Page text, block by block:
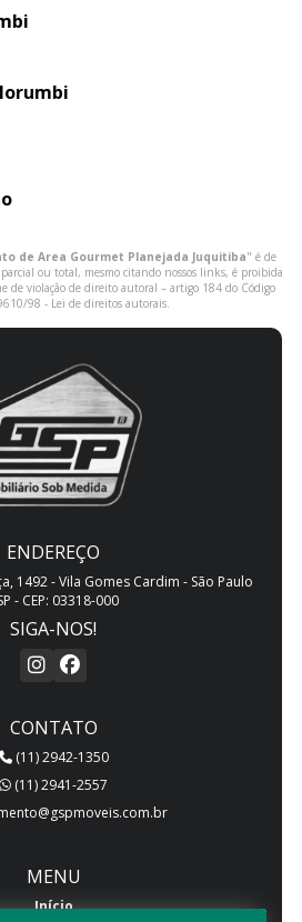
de Area Gourmet Planejada Juquitiba" é de
ou total, mesmo citando nossos links, é proibida
de violação de direito autoral – artigo 184 do Código
98 - Lei de direitos autorais.
ENDEREÇO
1492 - Vila Gomes Cardim - São Paulo
- CEP: 03318-000
SIGA-NOS!
CONTATO
(11) 2942-1350
(11) 2941-2557
MENU
Início